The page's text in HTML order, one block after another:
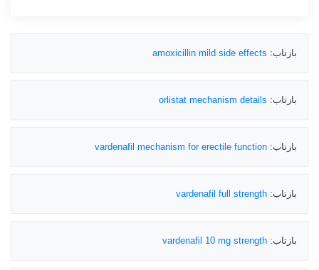
بازتاب: amoxicillin mild side effects
بازتاب: orlistat mechanism details
بازتاب: vardenafil mechanism for erectile function
بازتاب: vardenafil full strength
بازتاب: vardenafil 10 mg strength